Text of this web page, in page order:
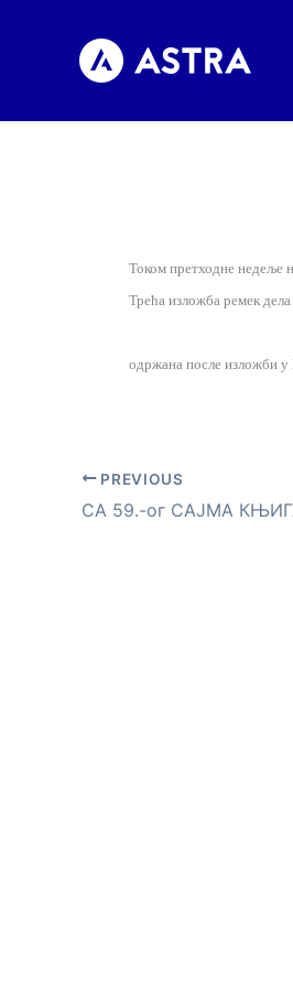
Током претходне недеље
Трећа изложба ремек
одржана после изложби у
PREVIOUS
СА 59.-ог САЈМА